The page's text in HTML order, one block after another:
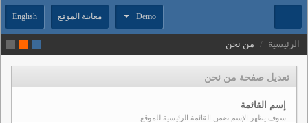
Demo معاينة الموقع English
الرئيسية / من نحن
تعديل صفحة من نحن
إسم القائمة
سوف يظهر الإسم ضمن القائمة الرئيسية للموقع